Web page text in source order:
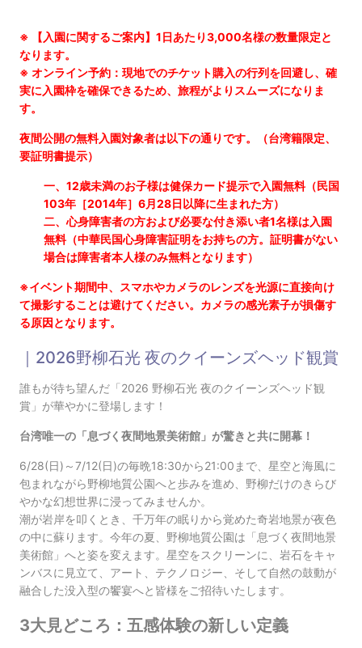
※ 【入園に関するご案内】1日あたり3,000名様の数量限定と
なります。
※ オンライン予約：現地でのチケット購入の行列を回避し、確
実に入園枠を確保できるため、旅程がよりスムーズになりま
す。
夜間公開の無料入園対象者は以下の通りです。（台湾籍限定、
要証明書提示）
一、12歳未満のお子様は健保カード提示で入園無料（民国
103年［2014年］6月28日以降に生まれた方）
二、心身障害者の方および必要な付き添い者1名様は入園
無料（中華民国心身障害証明をお持ちの方。証明書がない
場合は障害者本人様のみ無料となります）
※イベント期間中、スマホやカメラのレンズを光源に直接向け
て撮影することは避けてください。カメラの感光素子が損傷す
る原因となります。
｜2026野柳石光 夜のクイーンズヘッド観賞
誰もが待ち望んだ「2026 野柳石光 夜のクイーンズヘッド観
賞」が華やかに登場します！
台湾唯一の「息づく夜間地景美術館」が驚きと共に開幕！
6/28(日)～7/12(日)の毎晩18:30から21:00まで、星空と海風に
包まれながら野柳地質公園へと歩みを進め、野柳だけのきらび
やかな幻想世界に浸ってみませんか。
潮が岩岸を叩くとき、千万年の眠りから覚めた奇岩地景が夜色
の中に蘇ります。今年の夏、野柳地質公園は「息づく夜間地景
美術館」へと姿を変えます。星空をスクリーンに、岩石をキャ
ンバスに見立て、アート、テクノロジー、そして自然の鼓動が
融合した没入型の饗宴へと皆様をご招待いたします。
3大見どころ：五感体験の新しい定義